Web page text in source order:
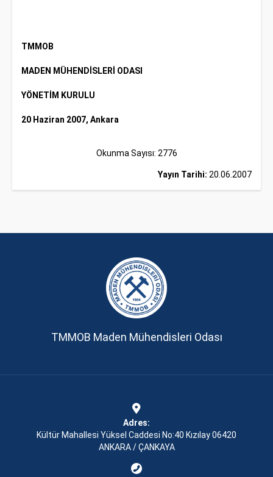
TMMOB
MADEN MÜHENDİSLERİ ODASI
YÖNETİM KURULU
20 Haziran 2007, Ankara
Okunma Sayısı: 2776
Yayın Tarihi: 20.06.2007
TMMOB Maden Mühendisleri Odası
Adres:
Kültür Mahallesi Yüksel Caddesi No:40 Kızılay 06420
ANKARA / ÇANKAYA